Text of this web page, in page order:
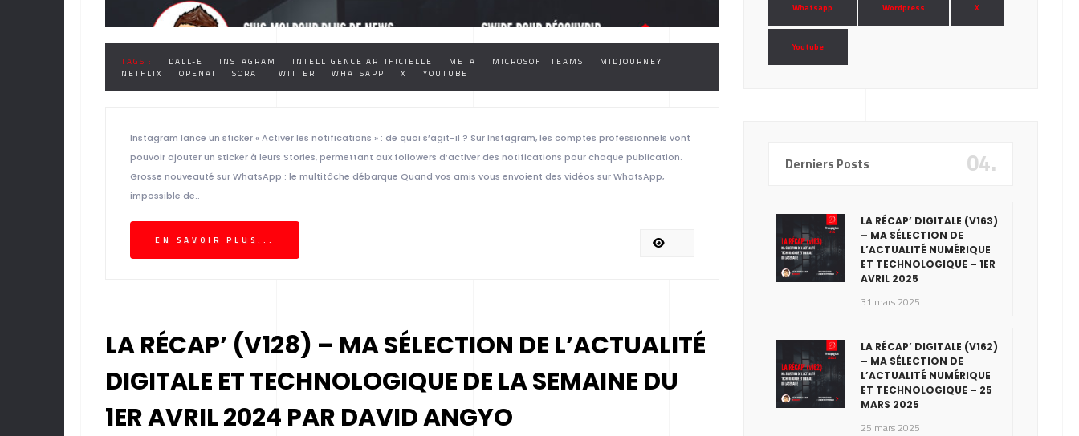
TAGS : DALL-E INSTAGRAM INTELLIGENCE ARTIFICIELLE META MICROSOFT TEAMS
MIDJOURNEY
NETFLIX
OPENAI SORA TWITTER WHATSAPP X YOUTUBE
Instagram lance un sticker « Activer les notifications » : de quoi s’agit-il ? Sur Instagram, les comptes professionnels vont
pouvoir ajouter un sticker à leurs Stories, permettant aux followers d’activer des notifications pour chaque publication.
Grosse nouveauté sur WhatsApp : le multitâche débarque Quand vos amis vous envoient des vidéos sur WhatsApp,
impossible de..
EN SAVOIR PLUS...
LA RÉCAP’ (V128) – MA SÉLECTION DE L’ACTUALITÉ
DIGITALE ET TECHNOLOGIQUE DE LA SEMAINE DU
1ER AVRIL 2024 PAR DAVID ANGYO
Whatsapp Wordpress X
Youtube
Derniers Posts 04.
LA RÉCAP’ DIGITALE (V163)
– MA SÉLECTION DE
L’ACTUALITÉ NUMÉRIQUE
ET TECHNOLOGIQUE – 1ER
AVRIL 2025
31 mars 2025
LA RÉCAP’ DIGITALE (V162)
– MA SÉLECTION DE
L’ACTUALITÉ NUMÉRIQUE
ET TECHNOLOGIQUE – 25
MARS 2025
25 mars 2025